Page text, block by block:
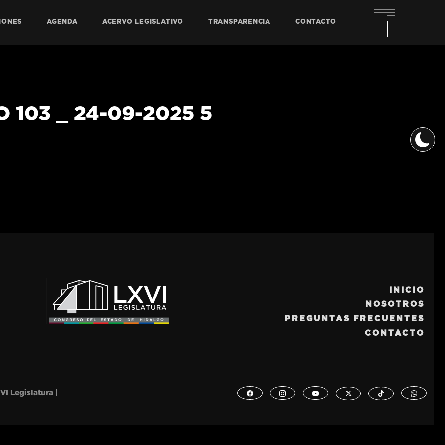
AGENDA ACERVO LEGISLATIVO TRANSPARENCIA CONTACTO
103 _ 24-09-2025 5
INICIO
NOSOTROS
PREGUNTAS FRECUENTES
CONTACTO
Legislatura |